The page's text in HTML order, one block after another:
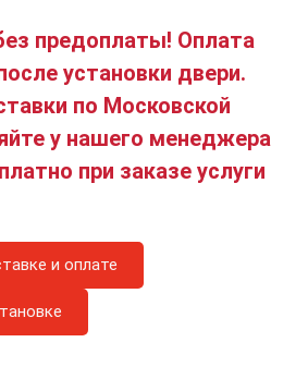
предоплаты! Оплата
установки двери.
по Московской
у нашего менеджера
при заказе услуги
и оплате